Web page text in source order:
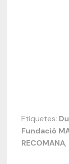
Etiquetes:
Fundació
RECOMANA,